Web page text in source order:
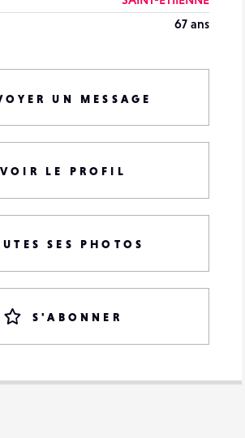
67 ans
UN MESSAGE
VOIR LE PROFIL
SES PHOTOS
S'ABONNER